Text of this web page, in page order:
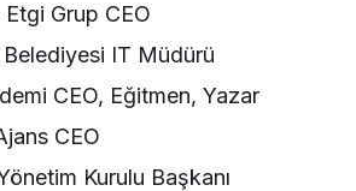
Grup CEO
Belediyesi IT Müdürü
CEO, Eğitmen, Yazar
CEO
Kurulu Başkanı